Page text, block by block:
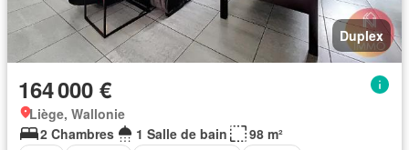
Duplex
164 000 €
Liège, Wallonie
2 Chambres
1 Salle de bain
98 m²